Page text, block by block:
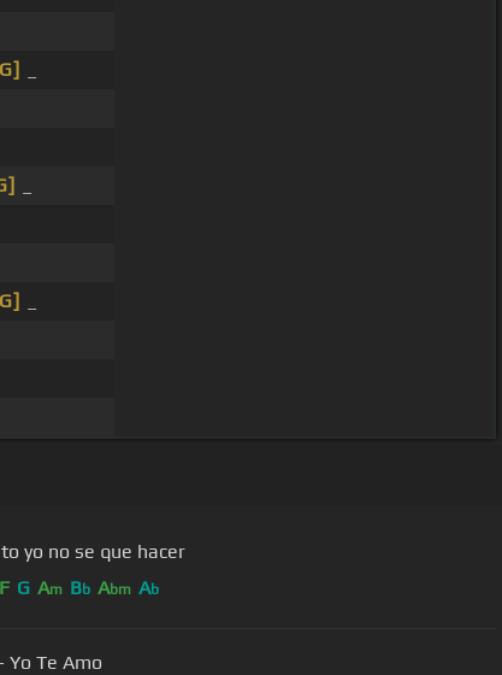
yo no se que hacer
F G Am Bb Abm Ab
Yo Te Amo